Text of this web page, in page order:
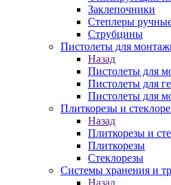
Заклепочники
Степлеры
Струбцины
Пистолеты для
Назад
Пистолеты для
Пистолеты для
Пистолеты для
Плиткорезы и
Назад
Плиткорезы и
Плиткорезы
Стеклорезы
Системы хранения и
Назад